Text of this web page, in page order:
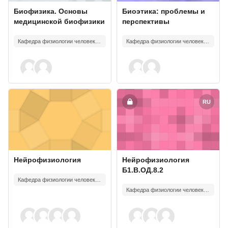
Course image
Course name
Биофизика. Основы
медицинской биофизики
Course image
Course name
Биоэтика: проблемы и
перспективы
Course image" Нейрофизиология
Course image
Course name
Нейрофизиология
RU
Course image"
Course image
Course name
Нейрофизиология
Б1.В.ОД.8.2